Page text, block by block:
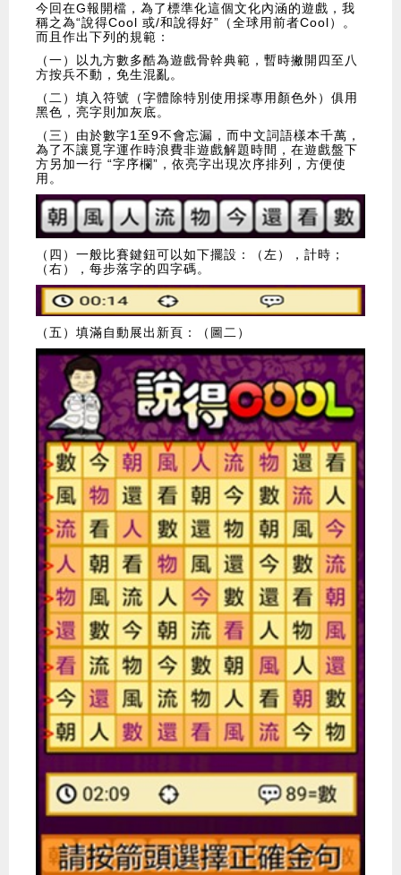
今回在G報開檔，為了標準化這個文化內涵的遊戲，我
稱之為“說得Cool 或/和說得好”（全球用前者Cool）。
而且作出下列的規範：
（一）以九方數多酷為遊戲骨幹典範，暫時撇開四至八
方按兵不動，免生混亂。
（二）填入符號（字體除特別使用採專用顏色外）俱用
黑色，亮字則加灰底。
（三）由於數字1至9不會忘漏，而中文詞語樣本千萬，
為了不讓覓字運作時浪費非遊戲解題時間，在遊戲盤下
方另加一行 “字序欄”，依亮字出現次序排列，方便使
用。
（四）一般比賽鍵鈕可以如下擺設：（左），計時；
（右），每步落字的四字碼。
（五）填滿自動展出新頁：（圖二）